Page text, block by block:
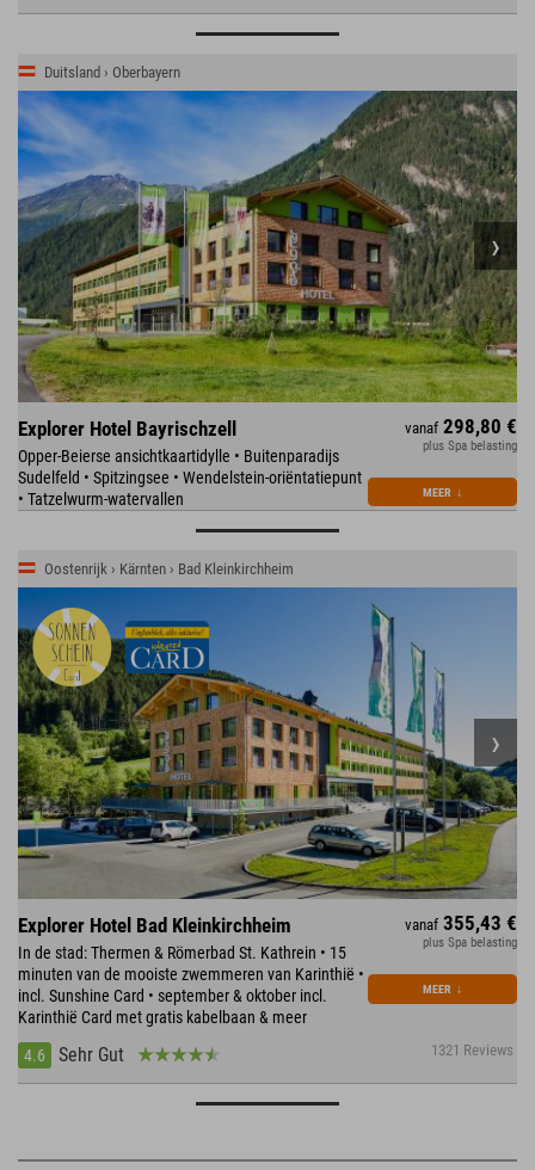
Duitsland › Oberbayern
Explorer Hotel Bayrischzell
Opper-Beierse ansichtkaartidylle • Buitenparadijs
Sudelfeld • Spitzingsee • Wendelstein-oriëntatiepunt
• Tatzelwurm-watervallen
vanaf 298,80 €
plus Spa belasting
MEER ↓
Oostenrijk › Kärnten › Bad Kleinkirchheim
Explorer Hotel Bad Kleinkirchheim
In de stad: Thermen & Römerbad St. Kathrein • 15
minuten van de mooiste zwemmeren van Karinthië •
incl. Sunshine Card • september & oktober incl.
Karinthië Card met gratis kabelbaan & meer
4.6
Sehr Gut 1321 Reviews
vanaf 355,43 €
plus Spa belasting
MEER ↓